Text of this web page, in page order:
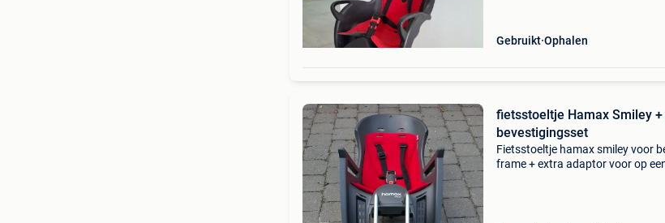
Gebruikt Ophalen
fietsstoeltje Hamax Smiley
bevestigingsset
Fietsstoeltje hamax smiley voor
frame + extra adaptor voor op